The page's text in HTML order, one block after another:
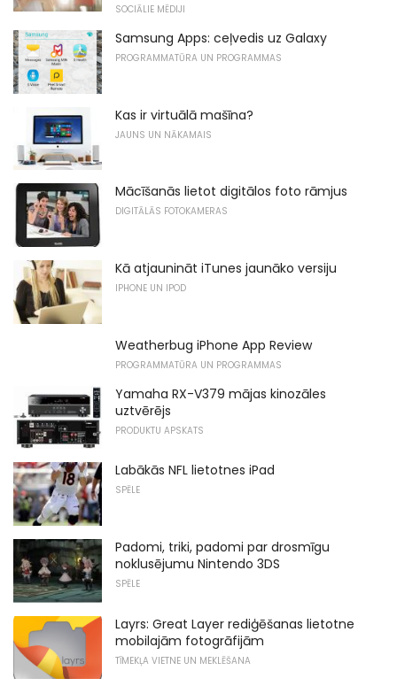
SOCIĀLIE MĒDIJI
Samsung Apps: ceļvedis uz Galaxy
PROGRAMMATŪRA UN PROGRAMMAS
Kas ir virtuālā mašīna?
JAUNS UN NĀKAMAIS
Mācīšanās lietot digitālos foto rāmjus
DIGITĀLĀS FOTOKAMERAS
Kā atjaunināt iTunes jaunāko versiju
IPHONE UN IPOD
Weatherbug iPhone App Review
PROGRAMMATŪRA UN PROGRAMMAS
Yamaha RX-V379 mājas kinozāles
uztvērējs
PRODUKTU APSKATS
Labākās NFL lietotnes iPad
SPĒLE
Padomi, triki, padomi par drosmīgu
noklusējumu Nintendo 3DS
SPĒLE
Layrs: Great Layer rediģēšanas lietotne
mobilajām fotogrāfijām
TĪMEKĻA VIETNE UN MEKLĒŠANA